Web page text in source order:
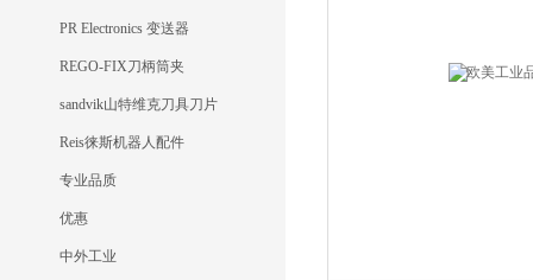
PR Electronics 变送器
REGO-FIX刀柄筒夹
sandvik山特维克刀具刀片
Reis徕斯机器人配件
专业品质
优惠
中外工业